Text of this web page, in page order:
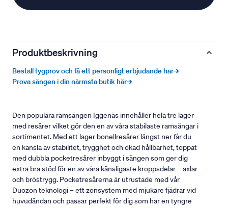
Produktbeskrivning
Beställ tygprov och få ett personligt erbjudande här→
Prova sängen i din närmsta butik här→
Den populära ramsängen Iggenäs innehåller hela tre lager
med resårer vilket gör den en av våra stabilaste ramsängar i
sortimentet. Med ett lager bonellresårer längst ner får du
en känsla av stabilitet, trygghet och ökad hållbarhet, toppat
med dubbla pocketresårer inbyggt i sängen som ger dig
extra bra stöd för en av våra känsligaste kroppsdelar – axlar
och bröstrygg. Pocketresårerna är utrustade med vår
Duozon teknologi – ett zonsystem med mjukare fjädrar vid
huvudändan och passar perfekt för dig som har en tyngre